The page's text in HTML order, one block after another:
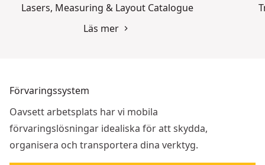
Lasers, Measuring & Layout Catalogue
Läs mer
Förvaringssystem
Oavsett arbetsplats har vi mobila
förvaringslösningar idealiska för att skydda,
organisera och transportera dina verktyg.